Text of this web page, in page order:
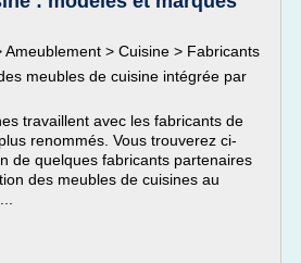
Ameublement > Cuisine > Fabricants
meubles de cuisine intégrée par
travaillent avec les fabricants de
renommés. Vous trouverez ci-
de quelques fabricants partenaires
des meubles de cuisines au